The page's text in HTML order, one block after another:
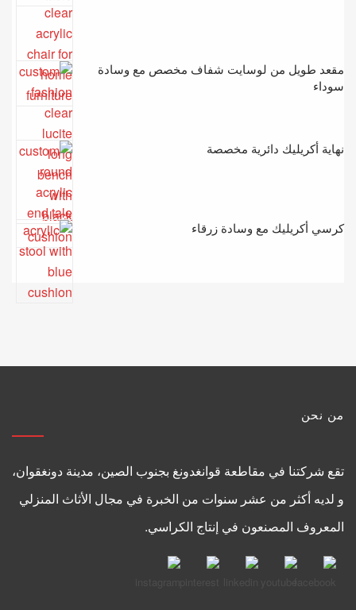
مقعد طويل من لوسايت شفاف مخصص مع وسادة
سوداء
نهاية أكريليك دائرية مخصصة
كرسي أكريليك مع وسادة زرقاء
من نحن
تقع شركتنا في مقاطعة قوانغدونغ بجنوب الصين، مدينة دونغقوان،
و لديه أكثر من عشر سنوات من الخبرة في مجال الأثاث المنزلي
المعروف المصنعون في إنتاج الكراسي.